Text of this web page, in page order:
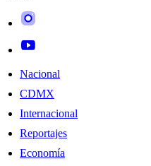
Nacional
CDMX
Internacional
Reportajes
Economía